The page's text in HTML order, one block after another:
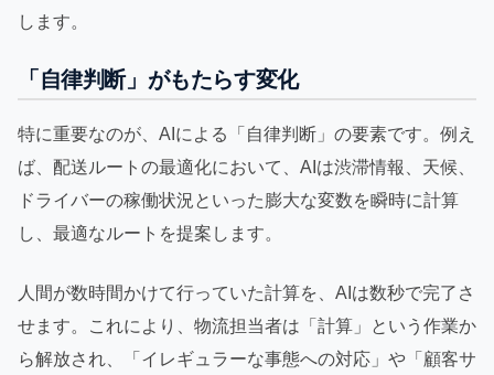
します。
「自律判断」がもたらす変化
特に重要なのが、AIによる「自律判断」の要素です。例え
ば、配送ルートの最適化において、AIは渋滞情報、天候、
ドライバーの稼働状況といった膨大な変数を瞬時に計算
し、最適なルートを提案します。
人間が数時間かけて行っていた計算を、AIは数秒で完了さ
せます。これにより、物流担当者は「計算」という作業か
ら解放され、「イレギュラーな事態への対応」や「顧客サ